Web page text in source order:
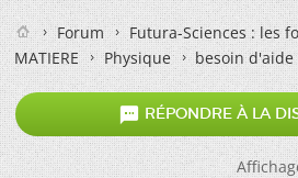
Forum
Futura-Sciences : les
MATIERE
Physique besoin
 RÉPONDRE À LA